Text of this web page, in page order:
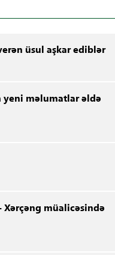
üsul aşkar ediblər
məlumatlar əldə
Xərçəng müalicəsində